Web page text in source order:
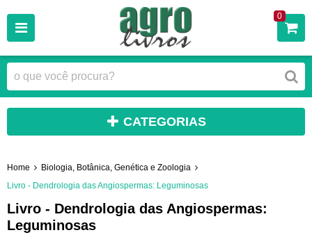
0
CATEGORIAS
Home
Biologia, Botânica, Genética e Zoologia
Livro - Dendrologia das Angiospermas: Leguminosas
Livro - Dendrologia das Angiospermas:
Leguminosas